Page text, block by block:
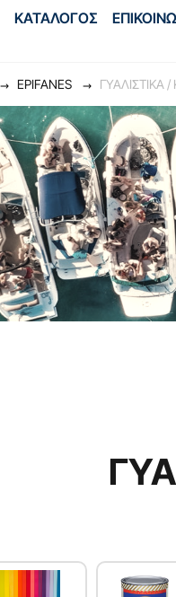
ΚΑΤΑΛΟΓΟΣ
EPIFANES ΓΥΑΛΙΣΤΙΚΑ